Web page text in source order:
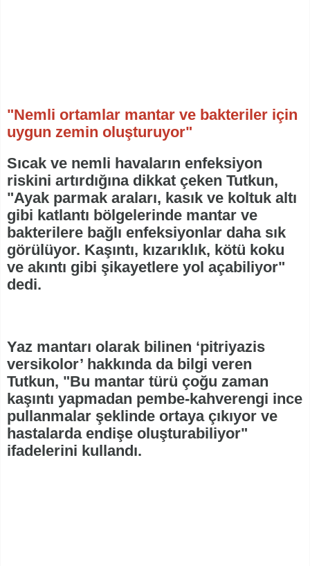
"Nemli ortamlar mantar ve bakteriler için
uygun zemin oluşturuyor"
Sıcak ve nemli havaların enfeksiyon
riskini artırdığına dikkat çeken Tutkun,
"Ayak parmak araları, kasık ve koltuk altı
gibi katlantı bölgelerinde mantar ve
bakterilere bağlı enfeksiyonlar daha sık
görülüyor. Kaşıntı, kızarıklık, kötü koku
ve akıntı gibi şikayetlere yol açabiliyor"
dedi.
Yaz mantarı olarak bilinen ‘pitriyazis
versikolor’ hakkında da bilgi veren
Tutkun, "Bu mantar türü çoğu zaman
kaşıntı yapmadan pembe-kahverengi ince
pullanmalar şeklinde ortaya çıkıyor ve
hastalarda endişe oluşturabiliyor"
ifadelerini kullandı.